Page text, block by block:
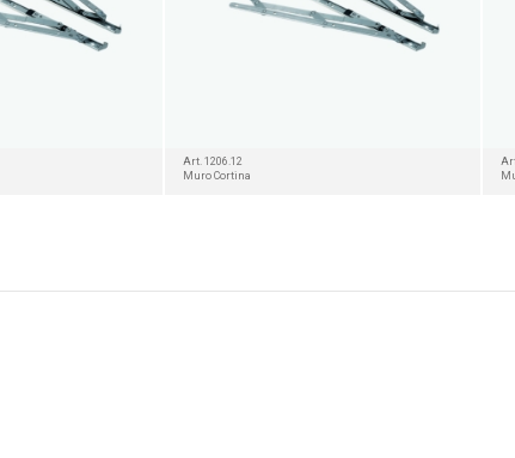
Art. 1206.12
Muro Cortina